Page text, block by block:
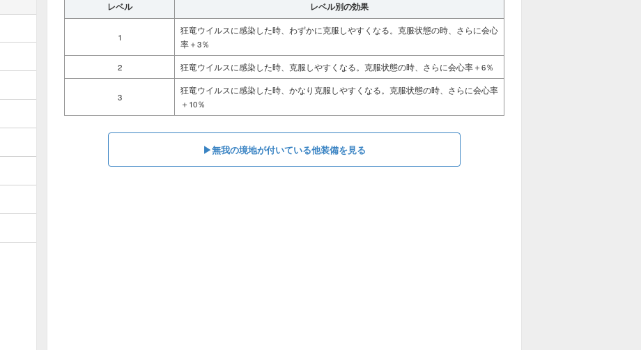
レベル レベル別の効果
1
狂竜ウイルスに感染した時、わずかに克服しやすくなる。克服状態の時、さらに会心
率＋3％
2 狂竜ウイルスに感染した時、克服しやすくなる。克服状態の時、さらに会心率＋6％
3
狂竜ウイルスに感染した時、かなり克服しやすくなる。克服状態の時、さらに会心率
＋10％
▶︎無我の境地が付いている他装備を見る